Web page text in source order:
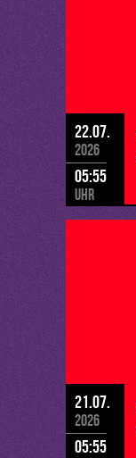
22.07.
2026
05:55
Uhr
21.07.
2026
05:55